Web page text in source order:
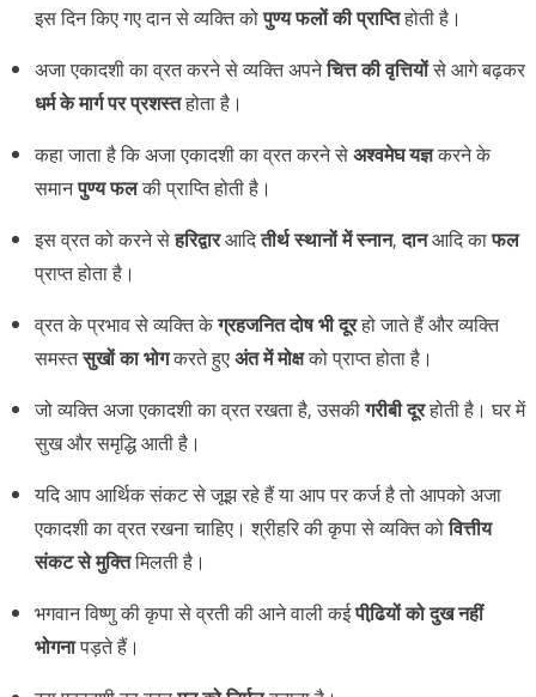
इस दिन किए गए दान से व्यक्ति कोपुण्य फलों की प्राप्तिहोती है।
अजा एकादशी का व्रत करने से व्यक्ति अपनेचित्त की वृत्तियोंसे आगे बढ़कर
धर्म के मार्ग पर प्रशस्तहोता है।
कहा जाता है कि अजा एकादशी का व्रत करने सेअश्वमेघ यज्ञकरने के
समानपुण्य फलकी प्राप्ति होती है।
इस व्रत को करने सेहरिद्वारआदितीर्थ स्थानों में स्नान,दानआदि काफल
प्राप्त होता है।
व्रत के प्रभाव से व्यक्ति केग्रहजनित दोष भी दूरहो जाते हैं और व्यक्ति
समस्तसुखों का भोगकरते हुएअंत में मोक्षको प्राप्त होता है।
जो व्यक्ति अजा एकादशी का व्रत रखता है, उसकीगरीबी दूरहोती है। घर में
सुख और समृद्धि आती है।
यदि आप आर्थिक संकट से जूझ रहे हैं या आप पर कर्ज है तो आपको अजा
एकादशी का व्रत रखना चाहिए। श्रीहरि की कृपा से व्यक्ति कोवित्तीय
संकट से मुक्तिमिलती है।
भगवान विष्णु की कृपा से व्रती की आने वाली कईपीढि़यों को दुख नहीं
भोगनापड़ते हैं।